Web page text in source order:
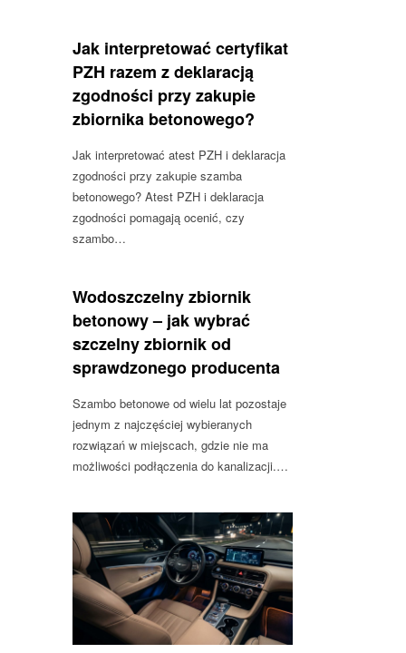
Jak interpretować certyfikat
PZH razem z deklaracją
zgodności przy zakupie
zbiornika betonowego?
Jak interpretować atest PZH i deklaracja
zgodności przy zakupie szamba
betonowego? Atest PZH i deklaracja
zgodności pomagają ocenić, czy
szambo…
Wodoszczelny zbiornik
betonowy – jak wybrać
szczelny zbiornik od
sprawdzonego producenta
Szambo betonowe od wielu lat pozostaje
jednym z najczęściej wybieranych
rozwiązań w miejscach, gdzie nie ma
możliwości podłączenia do kanalizacji.…